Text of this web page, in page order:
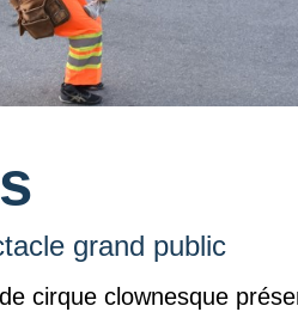
grand public
cirque clownesque